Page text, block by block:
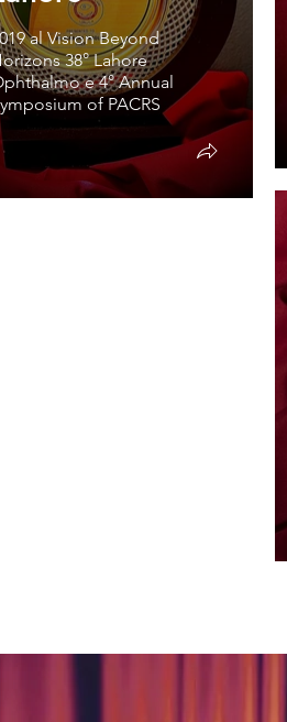
al Vision Beyond
38° Lahore
e 4° Annual
of PACRS